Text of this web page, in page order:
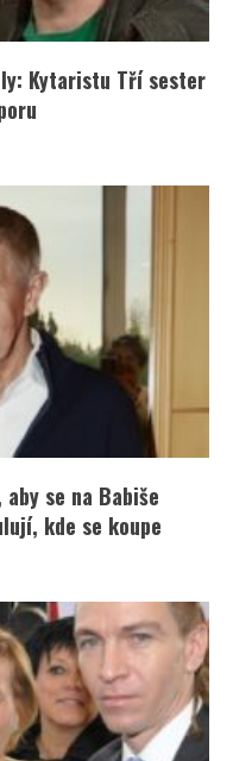
Kytaristu Tří sester
se na Babiše
kde se koupe